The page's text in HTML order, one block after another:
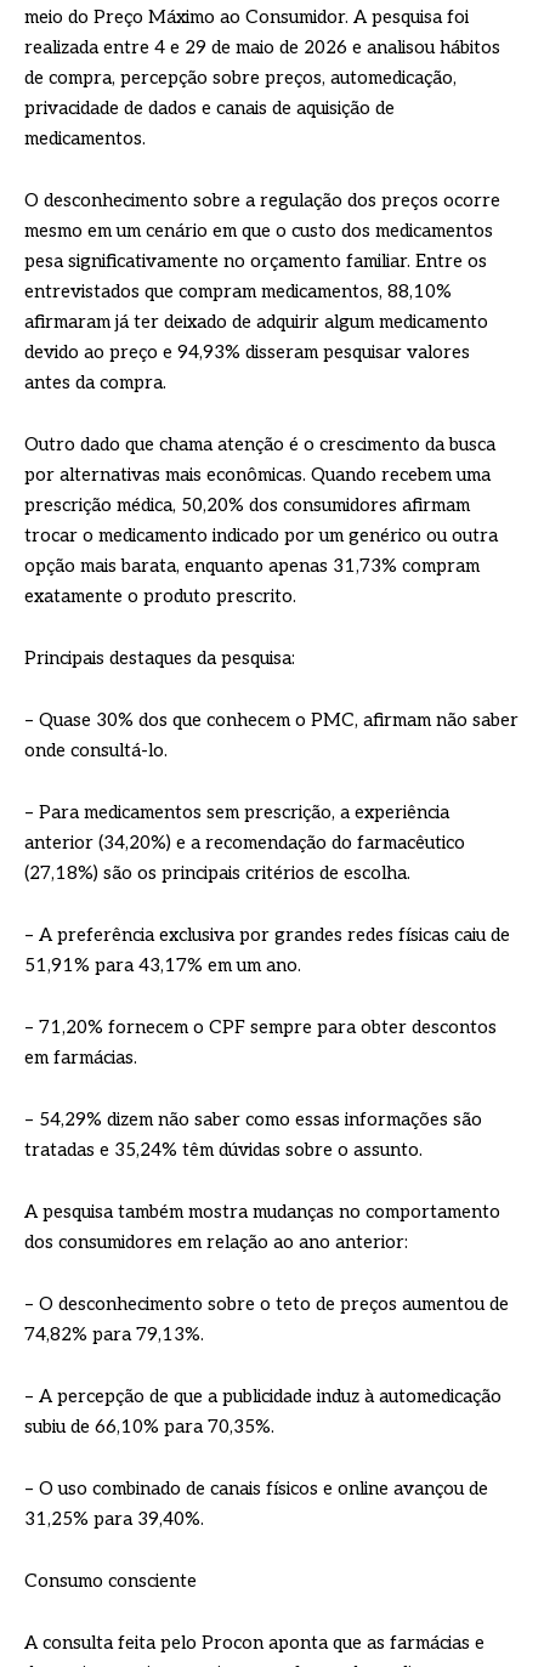
meio do Preço Máximo ao Consumidor. A pesquisa foi
realizada entre 4 e 29 de maio de 2026 e analisou hábitos
de compra, percepção sobre preços, automedicação,
privacidade de dados e canais de aquisição de
medicamentos.
O desconhecimento sobre a regulação dos preços ocorre
mesmo em um cenário em que o custo dos medicamentos
pesa significativamente no orçamento familiar. Entre os
entrevistados que compram medicamentos, 88,10%
afirmaram já ter deixado de adquirir algum medicamento
devido ao preço e 94,93% disseram pesquisar valores
antes da compra.
Outro dado que chama atenção é o crescimento da busca
por alternativas mais econômicas. Quando recebem uma
prescrição médica, 50,20% dos consumidores afirmam
trocar o medicamento indicado por um genérico ou outra
opção mais barata, enquanto apenas 31,73% compram
exatamente o produto prescrito.
Principais destaques da pesquisa:
– Quase 30% dos que conhecem o PMC, afirmam não saber
onde consultá-lo.
– Para medicamentos sem prescrição, a experiência
anterior (34,20%) e a recomendação do farmacêutico
(27,18%) são os principais critérios de escolha.
– A preferência exclusiva por grandes redes físicas caiu de
51,91% para 43,17% em um ano.
– 71,20% fornecem o CPF sempre para obter descontos
em farmácias.
– 54,29% dizem não saber como essas informações são
tratadas e 35,24% têm dúvidas sobre o assunto.
A pesquisa também mostra mudanças no comportamento
dos consumidores em relação ao ano anterior:
– O desconhecimento sobre o teto de preços aumentou de
74,82% para 79,13%.
– A percepção de que a publicidade induz à automedicação
subiu de 66,10% para 70,35%.
– O uso combinado de canais físicos e online avançou de
31,25% para 39,40%.
Consumo consciente
A consulta feita pelo Procon aponta que as farmácias e